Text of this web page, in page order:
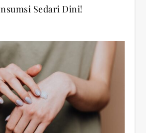
Sedari Dini!